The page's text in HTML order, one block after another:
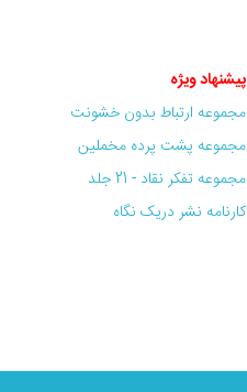
پیشنهاد ویژه
مجموعه ارتباط بدون خشونت
مجموعه پشت پرده مخملین
مجموعه تفکر نقاد - 21 جلد
کارنامه نشر دریک نگاه